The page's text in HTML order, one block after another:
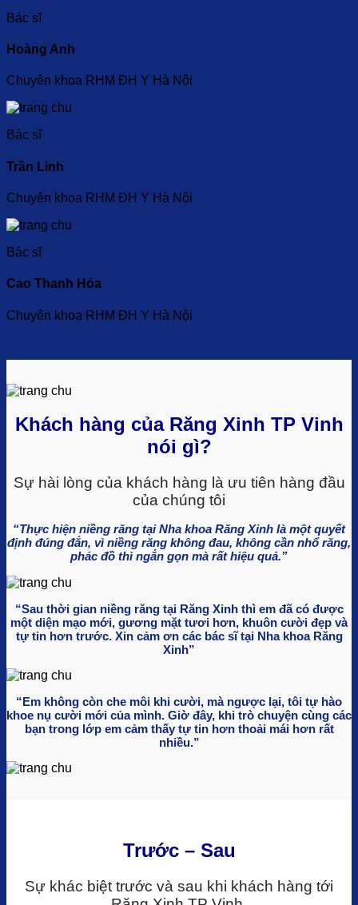
Bác sĩ
Hoàng Anh
Chuyên khoa RHM ĐH Y Hà Nội
Bác sĩ
Trần Linh
Chuyên khoa RHM ĐH Y Hà Nội
Bác sĩ
Cao Thanh Hóa
Chuyên khoa RHM ĐH Y Hà Nội
Khách hàng của Răng Xinh TP Vinh
nói gì?
Sự hài lòng của khách hàng là ưu tiên hàng đầu
của chúng tôi
“Thực hiện niềng răng tại Nha khoa Răng Xinh là một quyết
định đúng đắn, vì niềng răng không đau, không cần nhổ răng,
phác đồ thì ngắn gọn mà rất hiệu quả.”
“Sau thời gian niềng răng tại Răng Xinh thì em đã có được
một diện mạo mới, gương mặt tươi hơn, khuôn cười đẹp và
tự tin hơn trước. Xin cảm ơn các bác sĩ tại Nha khoa Răng
Xinh”
“Em không còn che môi khi cười, mà ngược lại, tôi tự hào
khoe nụ cười mới của mình. Giờ đây, khi trò chuyện cùng các
bạn trong lớp em cảm thấy tự tin hơn thoải mái hơn rất
nhiều.”
Trước – Sau
Sự khác biệt trước và sau khi khách hàng tới